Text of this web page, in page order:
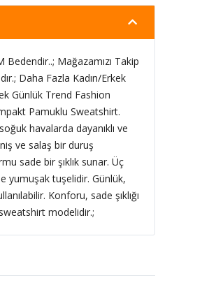
Mağazamızı Takip
Daha Fazla Kadın/Erkek
Günlük Trend Fashion
Pamuklu Sweatshirt.
havalarda dayanıklı ve
ve salaş bir duruş
sade bir şıklık sunar. Üç
yumuşak tuşelidir. Günlük,
Konforu, sade şıklığı
modelidir.;